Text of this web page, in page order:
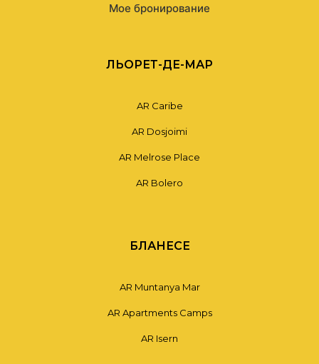
Мое бронирование
ЛЬОРЕТ-ДЕ-МАР
AR Caribe
AR Dosjoimi
AR Melrose Place
AR Bolero
БЛАНЕСЕ
AR Muntanya Mar
AR Apartments Camps
AR Isern